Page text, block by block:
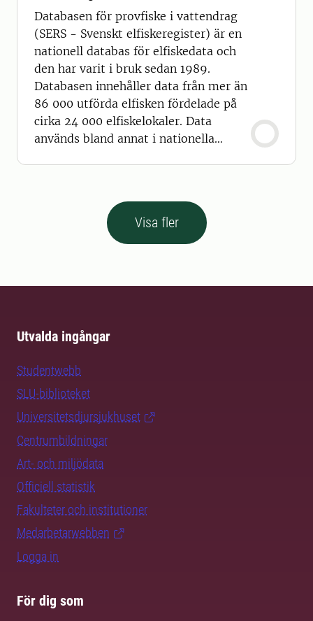
Databasen för provfiske i vattendrag
(SERS - Svenskt elfiskeregister) är en
nationell databas för elfiskedata och
den har varit i bruk sedan 1989.
Databasen innehåller data från mer än
86 000 utförda elfisken fördelade på
cirka 24 000 elfiskelokaler. Data
används bland annat i nationella
uppföljning av fiske- och
vattenvårdsåtgärder (till exempel
kalkning, uppförande av fiskvägar,
Visa fler
Utvalda ingångar
Studentwebb
SLU-biblioteket
Universitetsdjursjukhuset
Centrumbildningar
Art- och miljödata
Officiell statistik
Fakulteter och institutioner
Medarbetarwebben
Logga in
För dig som